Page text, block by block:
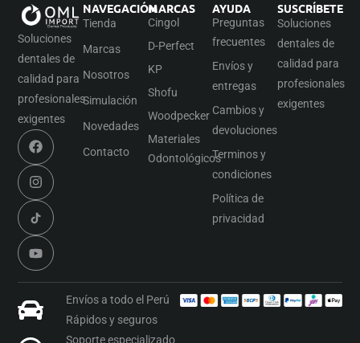
Soluciones
dentales de
calidad para
profesionales
exigentes
NAVEGACIÓN
Tienda
Marcas
Nosotros
Simulación
Novedades
Contacto
MARCAS
Cingol
D-Perfect
KP
Shofu
Woodpecker
Materiales
Odontológicos
AYUDA
Preguntas
frecuentes
Envíos y
entregas
Cambios y
devoluciones
Terminos y
condiciones
Política de
privacidad
SUSCRÍBETE
Soluciones
dentales de
calidad para
profesionales
exigentes
Envíos a todo el Perú
Rápidos y seguros
Soporte especializado